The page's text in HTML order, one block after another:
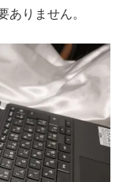
ありません。